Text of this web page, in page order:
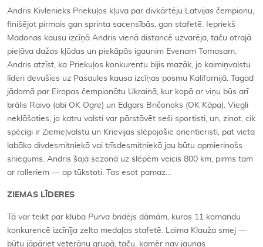
Andris Kivlenieks Priekuļos kļuva par divkārtēju Latvijas čempionu,
finišējot pirmais gan sprinta sacensībās, gan stafetē. Iepriekš
Madonas kausu izcīņā Andris vienā distancē uzvarēja, taču otrajā
pieļāva dažas kļūdas un piekāpās igaunim Evenam Tomasam.
Andris atzīst, ka Priekuļos konkurentu bijis mazāk, jo kaimiņvalstu
līderi devušies uz Pasaules kausa izcīņas posmu Kalifornijā. Tagad
jādomā par Eiropas čempionātu Ukrainā, kur kopā ar viņu būs arī
brālis Raivo (abi OK Ogre) un Edgars Bričonoks (OK Kāpa). Viegli
neklāšoties, jo katru valsti var pārstāvēt seši sportisti, un, zinot, cik
spēcīgi ir Ziemeļvalstu un Krievijas slēpojošie orientieristi, pat vieta
labāko divdesmitniekā vai trīsdesmitniekā jau būtu apmierinošs
sniegums. Andris šajā sezonā uz slēpēm veicis 800 km, pirms tam
ar rolleriem — ap tūkstoti. Tas esot pamaz…
ZIEMAS LĪDERES
Tā var teikt par kluba Purva bridējs dāmām, kuras 11 komandu
konkurencē izcīnīja zelta medaļas stafetē. Laima Klauža smej —
būtu jāpāriet veterānu grupā, taču, kamēr nav jaunas